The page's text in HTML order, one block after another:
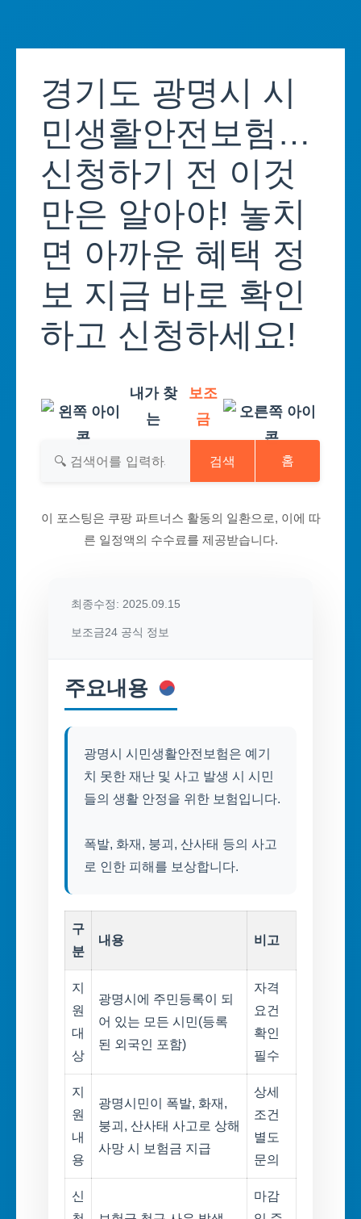
content경기도 광명시 시
민생활안전보험…
신청하기 전 이것
만은 알아야! 놓치
면 아까운 혜택 정
보 지금 바로 확인
하고 신청하세요!
내가 찾
는
보조
금
검색 홈
이 포스팅은 쿠팡 파트너스 활동의 일환으로, 이에 따
른 일정액의 수수료를 제공받습니다.
최종수정: 2025.09.15
보조금24 공식 정보
주요내용
광명시 시민생활안전보험은 예기
치 못한 재난 및 사고 발생 시 시민
들의 생활 안정을 위한 보험입니다.
폭발, 화재, 붕괴, 산사태 등의 사고
로 인한 피해를 보상합니다.
구
분
내용 비고
지
원
대
상
광명시에 주민등록이 되
어 있는 모든 시민(등록
된 외국인 포함)
자격
요건
확인
필수
지
원
내
용
광명시민이 폭발, 화재,
붕괴, 산사태 사고로 상해
사망 시 보험금 지급
상세
조건
별도
문의
신
마감